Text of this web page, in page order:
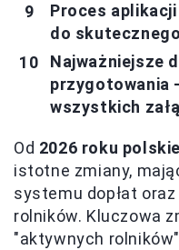
Proces
do
Najważniejsze
przygotowania
wszystkich
Od 2026 roku
istotne zmiany,
systemu dopłat
rolników. Kluczowa
"aktywnych